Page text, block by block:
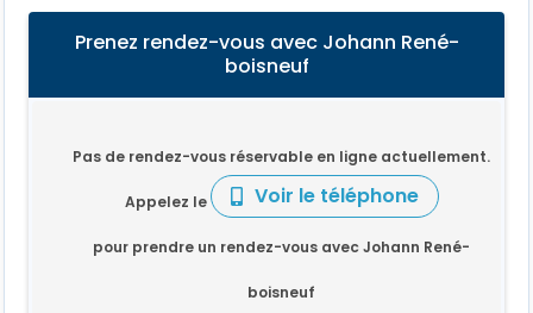
Prenez rendez-vous avec Johann René-
boisneuf
Pas de rendez-vous réservable en ligne actuellement.
Appelez le Voir le téléphone
pour prendre un rendez-vous avec Johann René-
boisneuf